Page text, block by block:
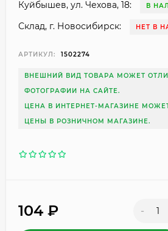
Куйбышев, ул. Чехова, 18: В
Склад, г. Новосибирск: НЕТ В
АРТИКУЛ: 1502274
ВНЕШНИЙ ВИД ТОВАРА МОЖЕТ
ФОТОГРАФИИ НА САЙТЕ.
ЦЕНА В ИНТЕРНЕТ-МАГАЗИНЕ
ЦЕНЫ В РОЗНИЧНОМ МАГАЗИНЕ.
104 ₽ -